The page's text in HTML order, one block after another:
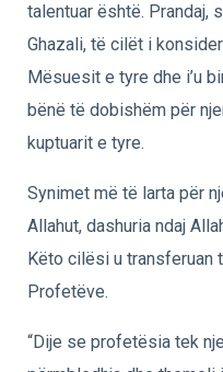
talentuar është. Prandaj,
Ghazali, të cilët i
Mësuesit e tyre dhe i’u
bënë të dobishëm për
kuptuarit e tyre.
Synimet më të larta për
Allahut, dashuria ndaj
Këto cilësi u transferuan
Profetëve.
“Dije se profetësia tek